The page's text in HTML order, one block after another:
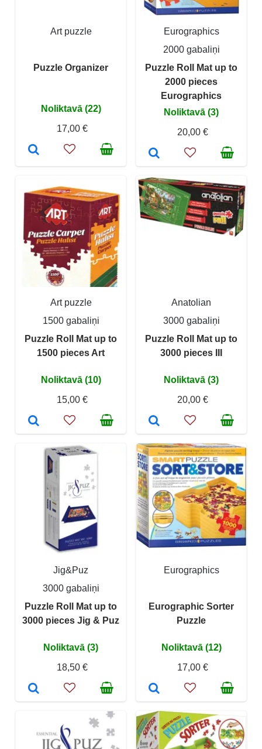
Art puzzle
Puzzle Organizer
Noliktavā (22)
17,00 €
Eurographics
2000 gabaliņi
Puzzle Roll Mat up to
2000 pieces
Eurographics
Noliktavā (3)
20,00 €
Art puzzle
1500 gabaliņi
Puzzle Roll Mat up to
1500 pieces Art
Noliktavā (10)
15,00 €
Anatolian
3000 gabaliņi
Puzzle Roll Mat up to
3000 pieces III
Noliktavā (3)
20,00 €
Jig&Puz
3000 gabaliņi
Puzzle Roll Mat up to
3000 pieces Jig & Puz
Noliktavā (3)
18,50 €
Eurographics
Eurographic Sorter
Puzzle
Noliktavā (12)
17,00 €